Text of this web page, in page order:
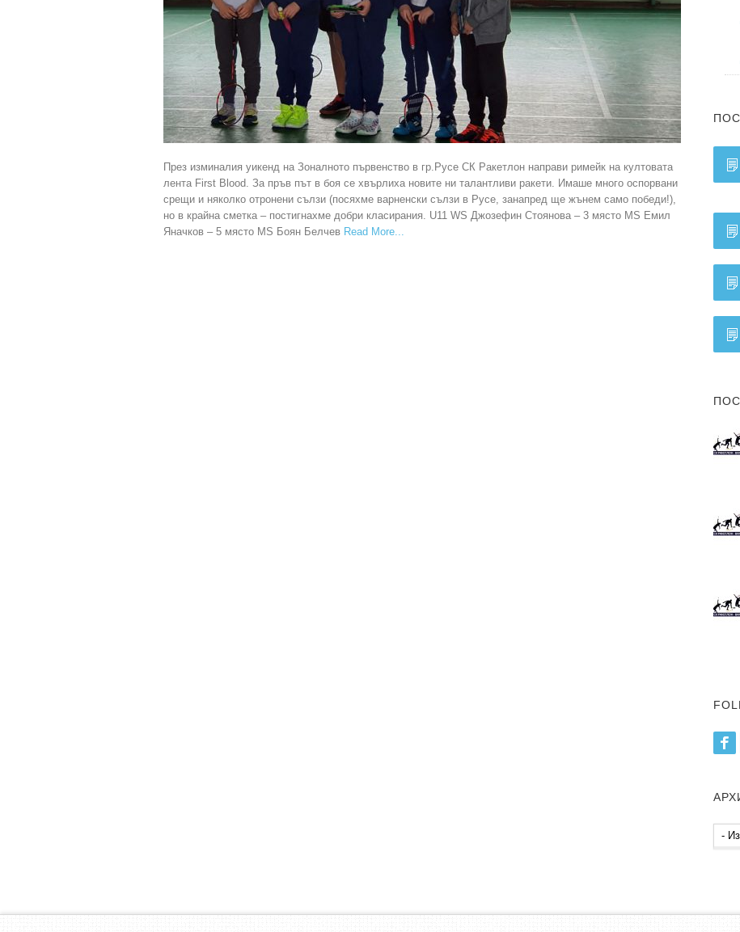
През изминалия уикенд на Зоналното първенство в гр.Русе СК Ракетлон направи римейк на култовата
лента First Blood. За пръв път в боя се хвърлиха новите ни талантливи ракети. Имаше много оспорвани
срещи и няколко отронени сълзи (посяхме варненски сълзи в Русе, занапред ще жънем само победи!),
но в крайна сметка – постигнахме добри класирания. U11 WS Джозефин Стоянова – 3 място MS Емил
Яначков – 5 място MS Боян Белчев Read More